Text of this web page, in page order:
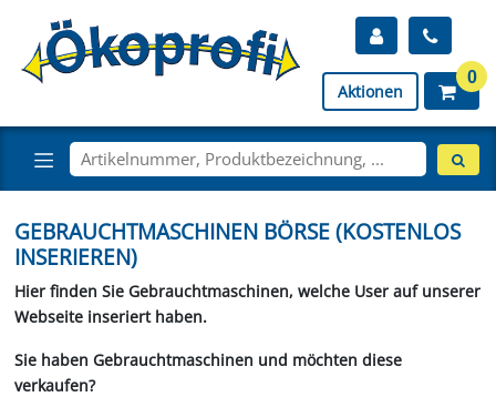
Aktionen
0
GEBRAUCHTMASCHINEN BÖRSE (KOSTENLOS
INSERIEREN)
Hier finden Sie Gebrauchtmaschinen, welche User auf unserer
Webseite inseriert haben.
Sie haben Gebrauchtmaschinen und möchten diese
verkaufen?